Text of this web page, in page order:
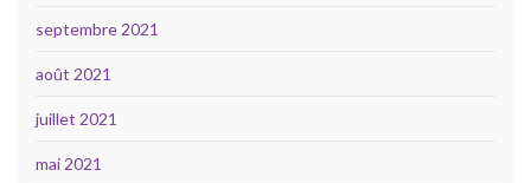
septembre 2021
août 2021
juillet 2021
mai 2021